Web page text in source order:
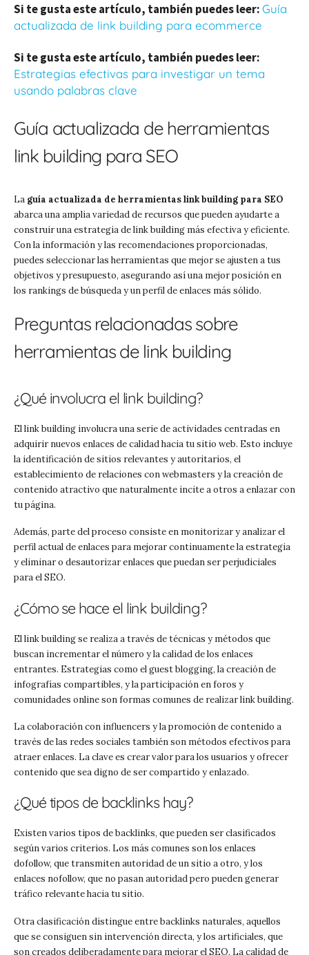
Si te gusta este artículo, también puedes leer:Guía
actualizada de link building para ecommerce
Si te gusta este artículo, también puedes leer:
Estrategias efectivas para investigar un tema
usando palabras clave
Guía actualizada de herramientas
link building para SEO
La guía actualizada de herramientas link building para SEO
abarca una amplia variedad de recursos que pueden ayudarte a
construir una estrategia de link building más efectiva y eficiente.
Con la información y las recomendaciones proporcionadas,
puedes seleccionar las herramientas que mejor se ajusten a tus
objetivos y presupuesto, asegurando así una mejor posición en
los rankings de búsqueda y un perfil de enlaces más sólido.
Preguntas relacionadas sobre
herramientas de link building
¿Qué involucra el link building?
El link building involucra una serie de actividades centradas en
adquirir nuevos enlaces de calidad hacia tu sitio web. Esto incluye
la identificación de sitios relevantes y autoritarios, el
establecimiento de relaciones con webmasters y la creación de
contenido atractivo que naturalmente incite a otros a enlazar con
tu página.
Además, parte del proceso consiste en monitorizar y analizar el
perfil actual de enlaces para mejorar continuamente la estrategia
y eliminar o desautorizar enlaces que puedan ser perjudiciales
para el SEO.
¿Cómo se hace el link building?
El link building se realiza a través de técnicas y métodos que
buscan incrementar el número y la calidad de los enlaces
entrantes. Estrategias como el guest blogging, la creación de
infografías compartibles, y la participación en foros y
comunidades online son formas comunes de realizar link building.
La colaboración con influencers y la promoción de contenido a
través de las redes sociales también son métodos efectivos para
atraer enlaces. La clave es crear valor para los usuarios y ofrecer
contenido que sea digno de ser compartido y enlazado.
¿Qué tipos de backlinks hay?
Existen varios tipos de backlinks, que pueden ser clasificados
según varios criterios. Los más comunes son los enlaces
dofollow, que transmiten autoridad de un sitio a otro, y los
enlaces nofollow, que no pasan autoridad pero pueden generar
tráfico relevante hacia tu sitio.
Otra clasificación distingue entre backlinks naturales, aquellos
que se consiguen sin intervención directa, y los artificiales, que
son creados deliberadamente para mejorar el SEO. La calidad de